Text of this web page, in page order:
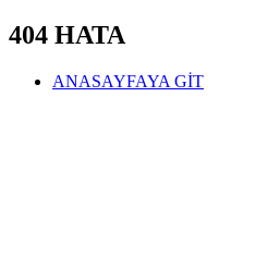
404 HATA
ANASAYFAYA GİT